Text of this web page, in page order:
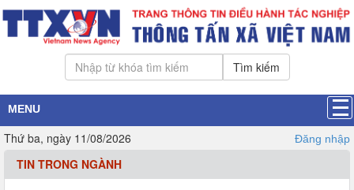
Tìm kiếm
MENU
Thứ ba, ngày 11/08/2026 Đăng nhập
TIN TRONG NGÀNH